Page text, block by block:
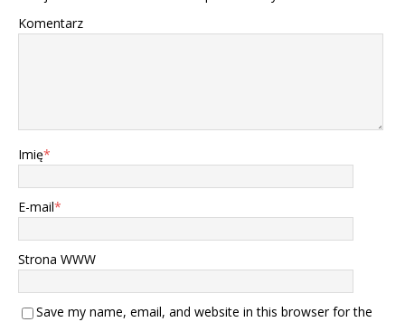
Komentarz
Imię*
E-mail*
Strona WWW
Save my name, email, and website in this browser for the